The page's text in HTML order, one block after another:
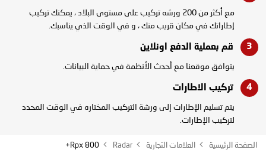
مع أكثر من 200 ورشه تركيب على مستوى البلاد ، يمكنك تركيب
إطاراتك في مكان قريب منك ، و في الوقت الذي يناسبك.
قم بعملية الدفع اونلاين
يتوافق موقعنا مع أحدث الأنظمة في حماية البيانات.
تركيب الاطارات
يتم تسليم الإطارات إلى ورشة التركيب المختاره في الوقت المحدد
لتركيب الإطارات.
الصفحة الرئيسية العلامات التجارية Radar
Rpx 800+